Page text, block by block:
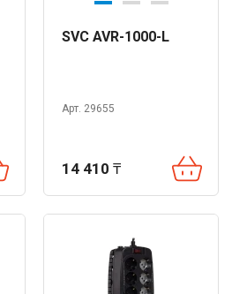
SVC AVR-1000-L
Арт. 29655
14 410 ₸